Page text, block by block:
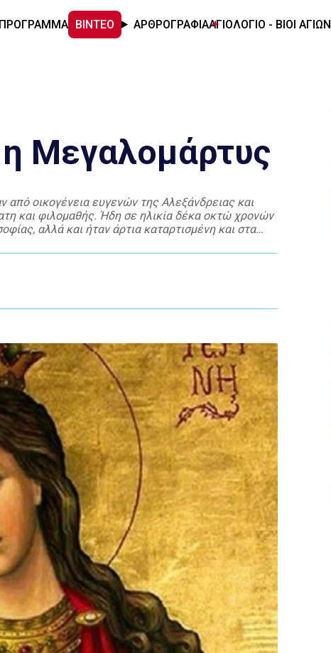
ΠΡΟΓΡΑΜΜΑ ΒΙΝΤΕΟ ΑΡΘΡΟΓΡΑΦΙΑΑΓΙΟΛΟΓΙΟ - ΒΙΟΙ ΑΓΙΩΝ
η Μεγαλομάρτυς
από οικογένεια ευγενών της Αλεξάνδρειας και
και φιλομαθής. Ήδη σε ηλικία δέκα οκτώ χρονών
αλλά και ήταν άρτια καταρτισμένη και στα